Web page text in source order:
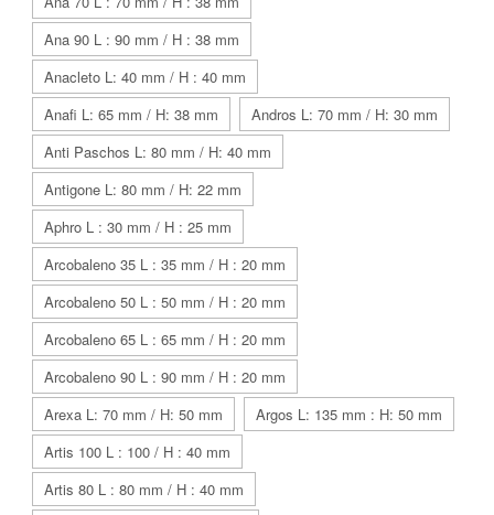
Ana 90 L : 90 mm / H : 38 mm
Anacleto L: 40 mm / H : 40 mm
Anafi L: 65 mm / H: 38 mm
Andros L: 70 mm / H: 30 mm
Anti Paschos L: 80 mm / H: 40 mm
Antigone L: 80 mm / H: 22 mm
Aphro L : 30 mm / H : 25 mm
Arcobaleno 35 L : 35 mm / H : 20 mm
Arcobaleno 50 L : 50 mm / H : 20 mm
Arcobaleno 65 L : 65 mm / H : 20 mm
Arcobaleno 90 L : 90 mm / H : 20 mm
Arexa L: 70 mm / H: 50 mm
Argos L: 135 mm : H: 50 mm
Artis 100 L : 100 / H : 40 mm
Artis 80 L : 80 mm / H : 40 mm